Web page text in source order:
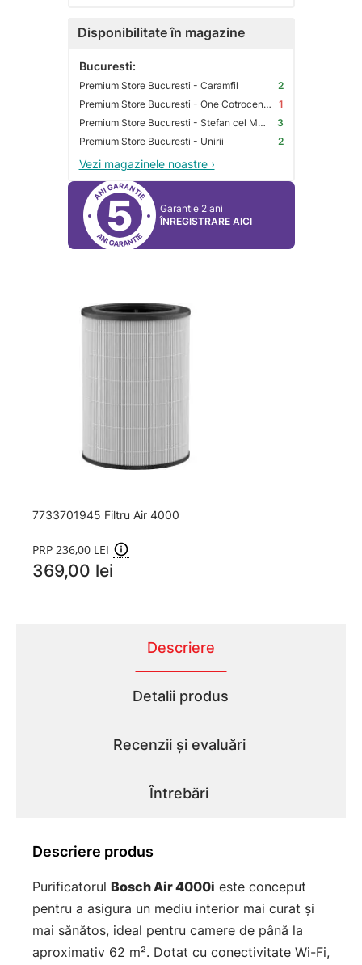
Disponibilitate în magazine
Bucuresti:
Premium Store Bucuresti - Caramfil
2
Premium Store Bucuresti - One Cotroceni Park
1
Premium Store Bucuresti - Stefan cel Mare
3
Premium Store Bucuresti - Unirii
2
Vezi magazinele noastre ›
5
Garantie 2 ani
ÎNREGISTRARE AICI
7733701945 Filtru Air 4000
PRP 236,00 LEI
369,00 lei
Descriere
Detalii produs
Recenzii și evaluări
Întrebări
Descriere produs
Purificatorul Bosch Air 4000i este conceput
pentru a asigura un mediu interior mai curat și
mai sănătos, ideal pentru camere de până la
aproximativ 62 m². Dotat cu conectivitate Wi-Fi,